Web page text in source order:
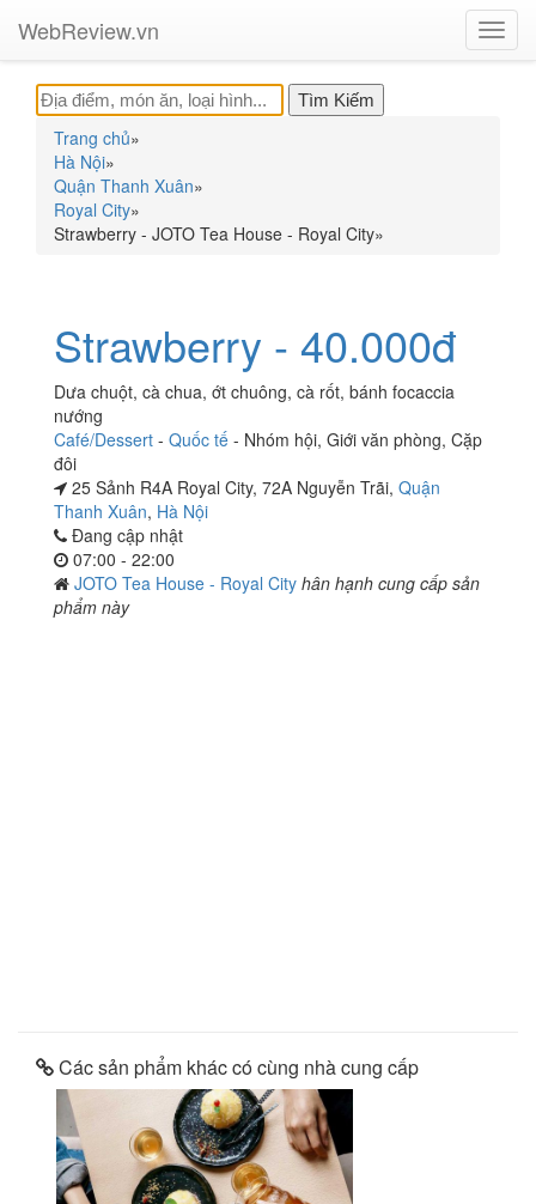
WebReview.vn
Trang chủ»
Hà Nội»
Quận Thanh Xuân»
Royal City»
Strawberry - JOTO Tea House - Royal City»
Strawberry - 40.000đ
Dưa chuột, cà chua, ớt chuông, cà rốt, bánh focaccia
nướng
Café/Dessert - Quốc tế - Nhóm hội, Giới văn phòng, Cặp
đôi
25 Sảnh R4A Royal City, 72A Nguyễn Trãi, Quận
Thanh Xuân, Hà Nội
Đang cập nhật
07:00 - 22:00
JOTO Tea House - Royal City hân hạnh cung cấp sản
phẩm này
Các sản phẩm khác có cùng nhà cung cấp